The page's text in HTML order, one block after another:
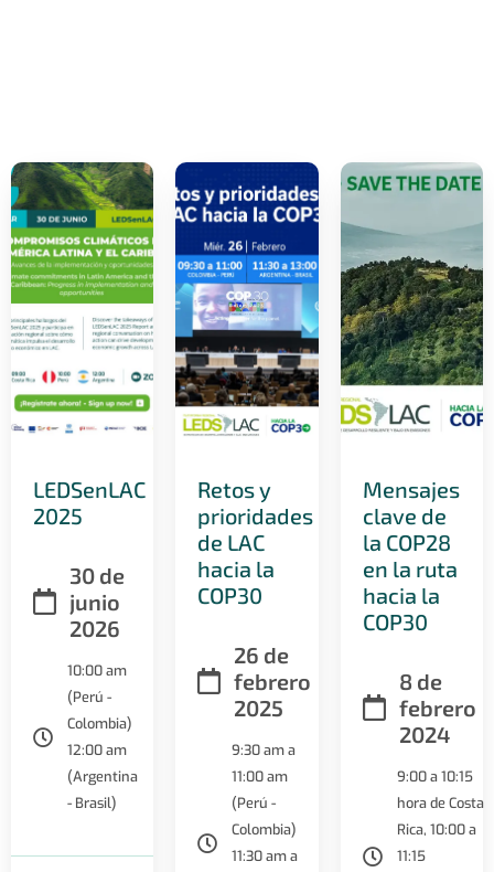
LEDSenLAC
2025
30 de
junio
2026
10:00 am
(Perú -
Colombia)
12:00 am
(Argentina
- Brasil)
Retos y
prioridades
de LAC
hacia la
COP30
26 de
febrero
2025
9:30 am a
11:00 am
(Perú -
Colombia)
11:30 am a
Mensajes
clave de
la COP28
en la ruta
hacia la
COP30
8 de
febrero
2024
9:00 a 10:15
hora de Costa
Rica, 10:00 a
11:15